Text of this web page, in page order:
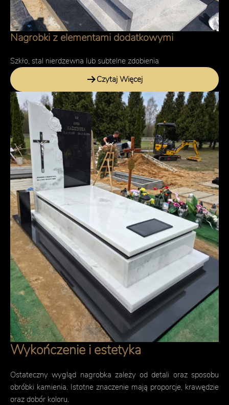
Nagrobki z elementami dodatkowymi
Szkło, stal nierdzewna lub subtelne zdobienia
Czytaj Więcej
Wykończenie i estetyka
Ostateczny wygląd nagrobka zależy od detali oraz sposobu
obróbki kamienia. Istotne znaczenie mają proporcje, krawędzie
oraz dobór koloru.